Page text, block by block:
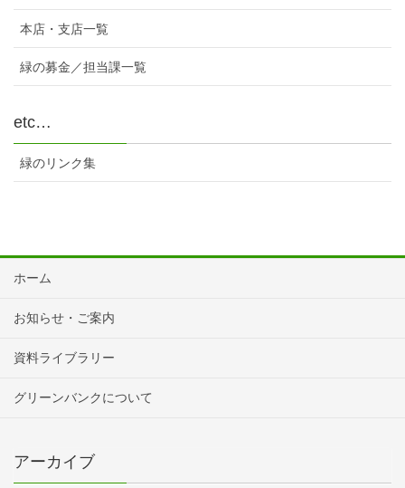
本店・支店一覧
緑の募金／担当課一覧
etc…
緑のリンク集
ホーム
お知らせ・ご案内
資料ライブラリー
グリーンバンクについて
アーカイブ